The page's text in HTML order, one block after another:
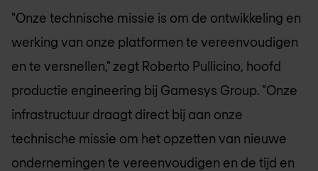
"Onze technische missie is om de ontwikkeling en
werking van onze platformen te vereenvoudigen
en te versnellen," zegt Roberto Pullicino, hoofd
productie engineering bij Gamesys Group. "Onze
infrastructuur draagt direct bij aan onze
technische missie om het opzetten van nieuwe
ondernemingen te vereenvoudigen en de tijd en